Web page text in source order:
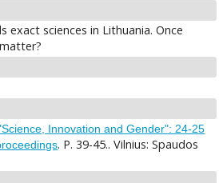
sciences in Lithuania. Once
Innovation and Gender": 24-25
. P. 39-45.. Vilnius: Spaudos